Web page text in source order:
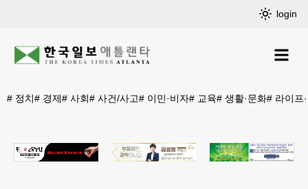
login
# 정치# 경제# 사회# 사건/사고# 이민·비자# 교육# 생활·문화# 라이프